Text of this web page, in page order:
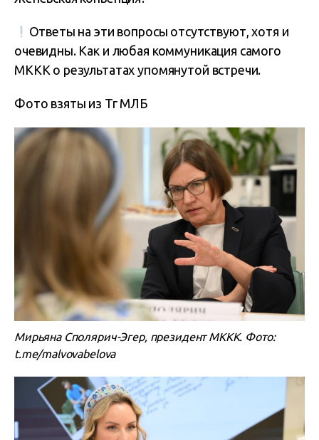
Ответы на эти вопросы отсутствуют, хотя и
очевидны. Как и любая коммуникация самого
МККК о результатах упомянутой встречи.
Фото взяты из Тг МЛБ
Мирьяна Сполярич-Эгер, президент МККК. Фото:
t.me/malvovabelova